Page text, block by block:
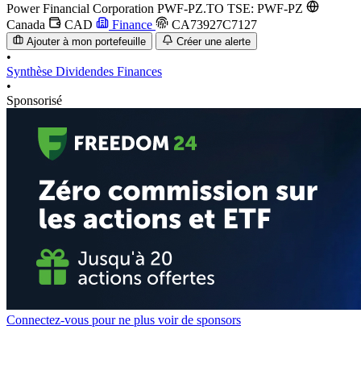
Power Financial Corporation PWF-PZ.TO TSE: PWF-PZ
Canada
CAD Finance CA73927C7127
Ajouter à mon portefeuille Créer une alerte
•
Synthèse Dividendes Finances
•
Sponsorisé
Connectez-vous pour ne plus voir de sponsors